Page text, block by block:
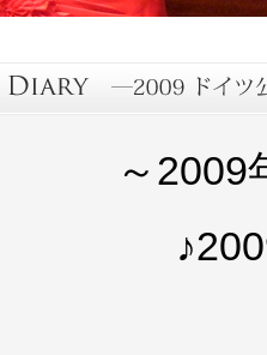
～2009